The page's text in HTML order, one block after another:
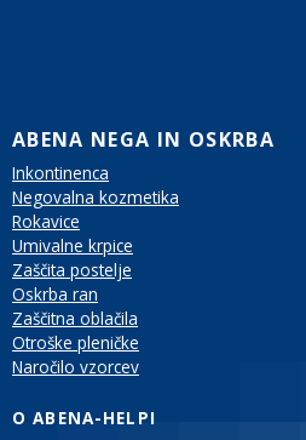
ABENA NEGA IN OSKRBA
Inkontinenca
Negovalna kozmetika
Rokavice
Umivalne krpice
Zaščita postelje
Oskrba ran
Zaščitna oblačila
Otroške pleničke
Naročilo vzorcev
O ABENA-HELPI